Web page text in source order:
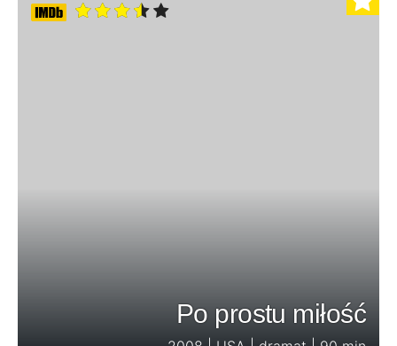
Po prostu miłość